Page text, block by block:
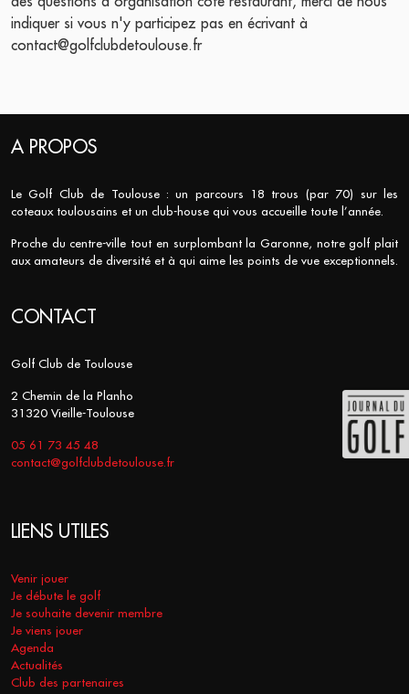
indiquer si vous n'y participez pas en écrivant à
contact@golfclubdetoulouse.fr
A PROPOS
Le Golf Club de Toulouse : un parcours 18 trous (par 70) sur les
coteaux toulousains et un club-house qui vous accueille toute l’année.
Proche du centre-ville tout en surplombant la Garonne, notre golf plait
aux amateurs de diversité et à qui aime les points de vue exceptionnels.
CONTACT
Golf Club de Toulouse
2 Chemin de la Planho
31320 Vieille-Toulouse
05 61 73 45 48
contact@golfclubdetoulouse.fr
LIENS UTILES
Venir jouer
Je débute le golf
Je souhaite devenir membre
Je viens jouer
Agenda
Actualités
Club des partenaires